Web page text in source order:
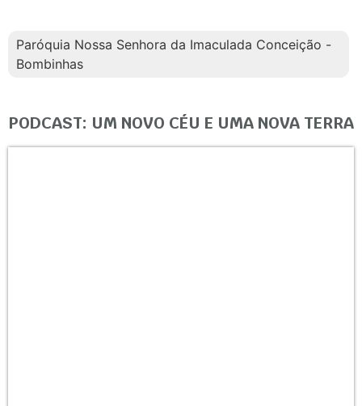
Paróquia Nossa Senhora da Imaculada Conceição -
Bombinhas
PODCAST: UM NOVO CÉU E UMA NOVA TERRA